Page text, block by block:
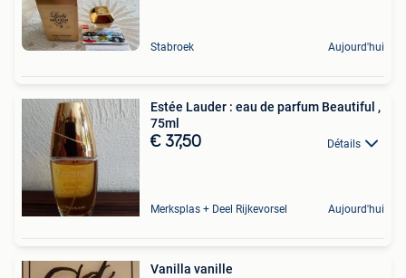
Stabroek Aujourd'hui
Estée Lauder : eau de parfum Beautiful ,
75ml
€ 37,50 Détails
Merksplas + Deel Rijkevorsel Aujourd'hui
Vanilla vanille